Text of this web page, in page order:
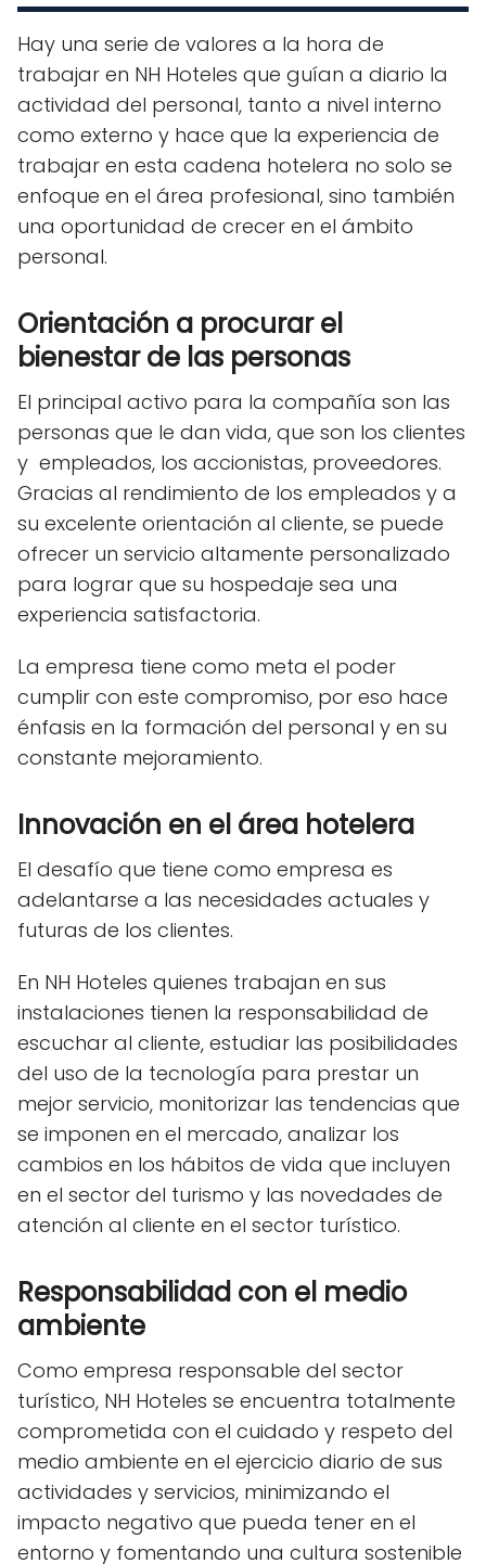
Hay una serie de valores a la hora de
trabajar en NH Hoteles que guían a diario la
actividad del personal, tanto a nivel interno
como externo y hace que la experiencia de
trabajar en esta cadena hotelera no solo se
enfoque en el área profesional, sino también
una oportunidad de crecer en el ámbito
personal.
Orientación a procurar el
bienestar de las personas
El principal activo para la compañía son las
personas que le dan vida, que son los clientes
y empleados, los accionistas, proveedores.
Gracias al rendimiento de los empleados y a
su excelente orientación al cliente, se puede
ofrecer un servicio altamente personalizado
para lograr que su hospedaje sea una
experiencia satisfactoria.
La empresa tiene como meta el poder
cumplir con este compromiso, por eso hace
énfasis en la formación del personal y en su
constante mejoramiento.
Innovación en el área hotelera
El desafío que tiene como empresa es
adelantarse a las necesidades actuales y
futuras de los clientes.
En NH Hoteles quienes trabajan en sus
instalaciones tienen la responsabilidad de
escuchar al cliente, estudiar las posibilidades
del uso de la tecnología para prestar un
mejor servicio, monitorizar las tendencias que
se imponen en el mercado, analizar los
cambios en los hábitos de vida que incluyen
en el sector del turismo y las novedades de
atención al cliente en el sector turístico.
Responsabilidad con el medio
ambiente
Como empresa responsable del sector
turístico, NH Hoteles se encuentra totalmente
comprometida con el cuidado y respeto del
medio ambiente en el ejercicio diario de sus
actividades y servicios, minimizando el
impacto negativo que pueda tener en el
entorno y fomentando una cultura sostenible